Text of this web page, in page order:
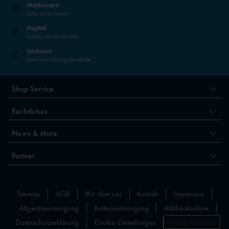
Mastercard
Sicher mit 3D-Secure
PayPal
Einfach, schnell und sicher
Vorkasse
Direkt ohne Zahlungsdienstleister
Shop Service
Rechtliches
News & More
Partner
Sitemap AGB Wir über uns Kontakt
Impressum
Altgeräteentsorgung
Batterieentsorgung
Altölrücknahme
Datenschutzerklärung
Cookie-Einstellungen